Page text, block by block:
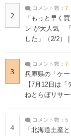
2
コメント数： 7
「もっと早く
ン”が大人気
した」（2/2）
3
コメント数： 7
兵庫県の「ケ
【7月12日は
ねとらぼリサ
4
コメント数： 5
「北海道土産